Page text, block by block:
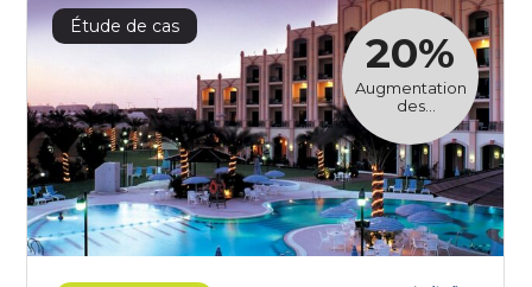
Étude de cas
20%
Augmentation
des
réservations
directes